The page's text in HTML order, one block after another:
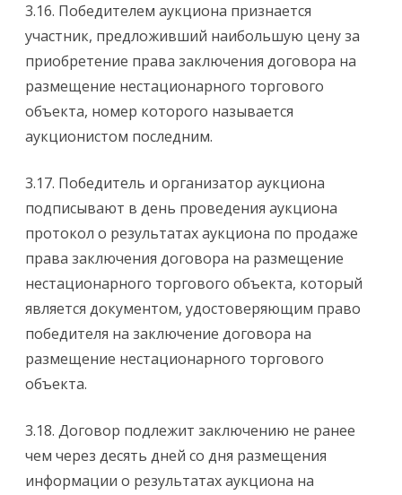
3.16. Победителем аукциона признается
участник, предложивший наибольшую цену за
приобретение права заключения договора на
размещение нестационарного торгового
объекта, номер которого называется
аукционистом последним.
3.17. Победитель и организатор аукциона
подписывают в день проведения аукциона
протокол о результатах аукциона по продаже
права заключения договора на размещение
нестационарного торгового объекта, который
является документом, удостоверяющим право
победителя на заключение договора на
размещение нестационарного торгового
объекта.
3.18. Договор подлежит заключению не ранее
чем через десять дней со дня размещения
информации о результатах аукциона на